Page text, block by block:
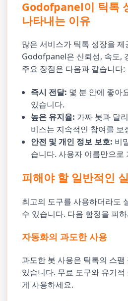
Godofpanel이 틱톡
나타내는 이유
많은 서비스가 틱톡 성장을 제
Godofpanel은 신뢰성, 속도,
주요 장점은 다음과 같습니다:
즉시 전달: 몇 분 안에 좋아
있습니다.
높은 유지율: 가짜 봇과 달
비스는 지속적인 참여를 보
안전 및 개인 정보 보호: 비
습니다. 사용자 이름만으로
피해야 할 일반적인
최고의 도구를 사용하더라도
수 있습니다. 다음 함정을 피
자동화의 과도한 사용
과도한 봇 사용은 틱톡의 스
있습니다. 무료 도구와 유기적
게 사용하세요.